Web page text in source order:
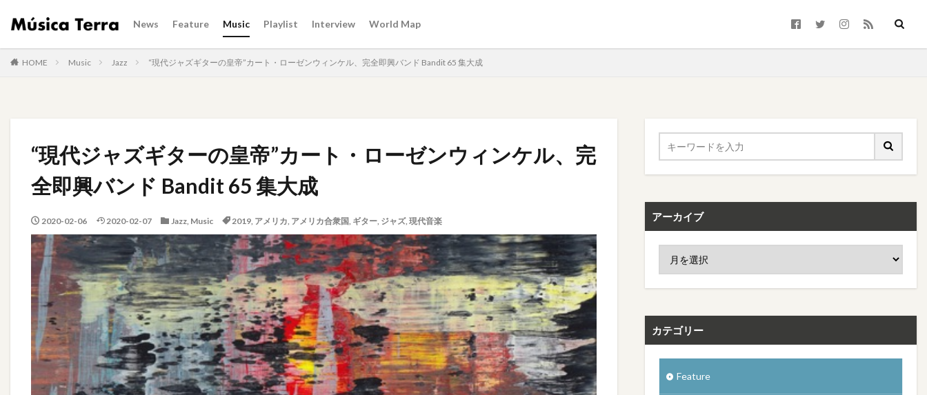
News Feature Music Playlist Interview World Map
HOME Music Jazz “現代ジャズギターの皇帝”カート・ローゼンウィンケル、完全即興バンド Bandit 65 集大成
“現代ジャズギターの皇帝”カート・ローゼンウィンケル、完
全即興バンド Bandit 65 集大成
2020-02-06 2020-02-07 Jazz, Music 2019, アメリカ, アメリカ合衆国, ギター, ジャズ, 現代音楽 アーカイブ
カテゴリー
Feature